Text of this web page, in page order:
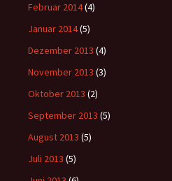
Februar 2014(4)
Januar 2014(5)
Dezember 2013 (4)
November 2013 (3)
Oktober 2013 (2)
September 2013 (5)
August 2013 (5)
Juli 2013 (5)